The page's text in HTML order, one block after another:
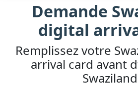
Demande
digital
Remplissez votre
arrival card avant